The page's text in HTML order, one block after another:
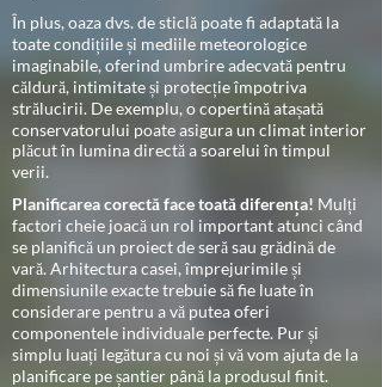
În plus, oaza dvs. de sticlă poate fi adaptată la
toate condițiile și mediile meteorologice
imaginabile, oferind umbrire adecvată pentru
căldură, intimitate și protecție împotriva
strălucirii. De exemplu, o copertină atașată
conservatorului poate asigura un climat interior
plăcut în lumina directă a soarelui în timpul
verii.
Planificarea corectă face toată diferența! Mulți
factori cheie joacă un rol important atunci când
se planifică un proiect de seră sau grădină de
vară. Arhitectura casei, împrejurimile și
dimensiunile exacte trebuie să fie luate în
considerare pentru a vă putea oferi
componentele individuale perfecte. Pur și
simplu luați legătura cu noi și vă vom ajuta de la
planificare pe șantier până la produsul finit.